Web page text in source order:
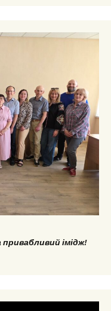
імідж!